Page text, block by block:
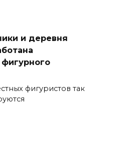
и деревня
фигуристов так